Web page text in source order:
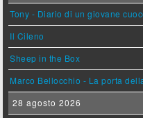
Tony - Diario di un giovane
Il Cileno
Sheep in the Box
Marco Bellocchio - La porta
28 agosto 2026